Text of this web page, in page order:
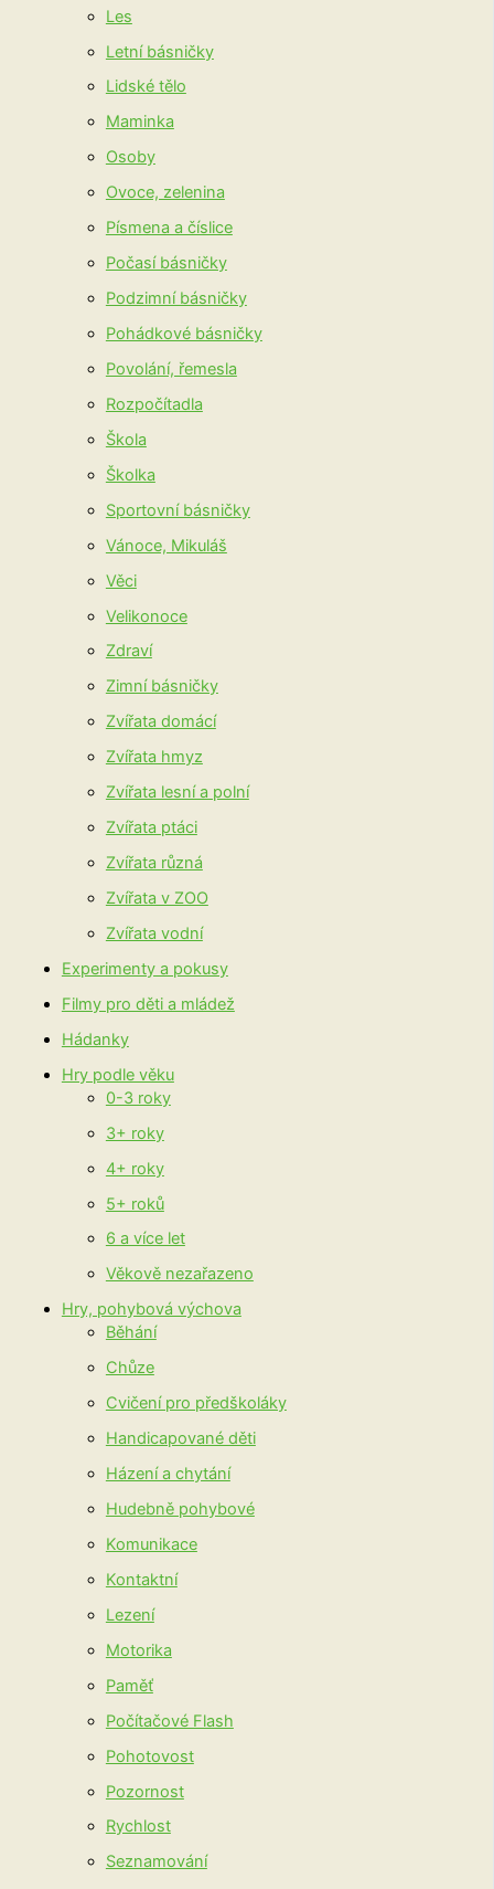
Les
Letní básničky
Lidské tělo
Maminka
Osoby
Ovoce, zelenina
Písmena a číslice
Počasí básničky
Podzimní básničky
Pohádkové básničky
Povolání, řemesla
Rozpočítadla
Škola
Školka
Sportovní básničky
Vánoce, Mikuláš
Věci
Velikonoce
Zdraví
Zimní básničky
Zvířata domácí
Zvířata hmyz
Zvířata lesní a polní
Zvířata ptáci
Zvířata různá
Zvířata v ZOO
Zvířata vodní
Experimenty a pokusy
Filmy pro děti a mládež
Hádanky
Hry podle věku
0-3 roky
3+ roky
4+ roky
5+ roků
6 a více let
Věkově nezařazeno
Hry, pohybová výchova
Běhání
Chůze
Cvičení pro předškoláky
Handicapované děti
Házení a chytání
Hudebně pohybové
Komunikace
Kontaktní
Lezení
Motorika
Paměť
Počítačové Flash
Pohotovost
Pozornost
Rychlost
Seznamování